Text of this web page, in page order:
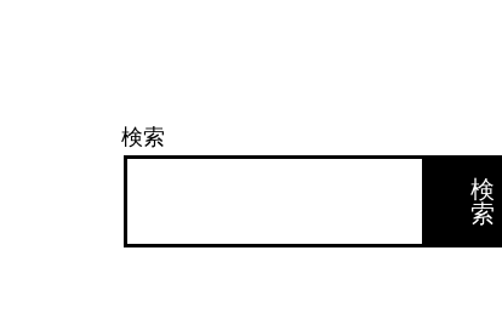
検索
検
索